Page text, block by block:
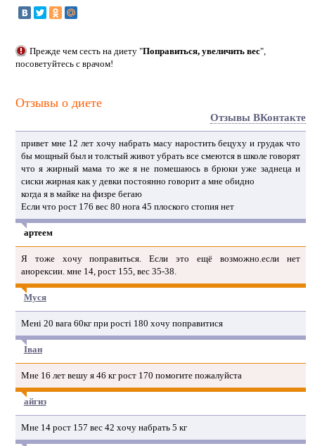
Прежде чем сесть на диету "Поправиться, увеличить вес",
посоветуйтесь с врачом!
Отзывы о диете
Отзывы ВКонтакте
привет мне 12 лет хочу набрать масу наростить бецуху и грудак что
бы мощный был и толстый живот убрать все смеются в школе говорят
что я жирный мама то же я не помешаюсь в брюки уже заднеца и
сиски жирная как у девки постоянно говорит а мне обидно
когда я в майке на физре бегаю
Если что рост 176 вес 80 нога 45 плоского стопия нет
артеем
Я тоже хочу поправиться. Если это ещё возможно.если нет
анорексии. мне 14, рост 155, вес 35-38.
Муся
Мені 20 вага 60кг при рості 180 хочу поправитися
Іван
Мне 16 лет вешу я 46 кг рост 170 помогите пожалуйста
айгиз
Мне 14 рост 157 вес 42 хочу набрать 5 кг